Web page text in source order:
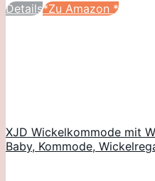
Details*Zu Amazon *
XJD Wickelkommode mit
Baby, Kommode,